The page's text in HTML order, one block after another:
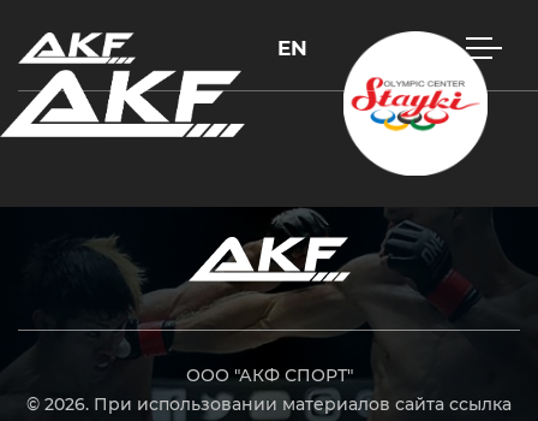
EN
ООО "АКФ СПОРТ"
© 2026. При использовании материалов сайта ссылка
Нажмите Enter для поиска или Esc, чтобы закрыть